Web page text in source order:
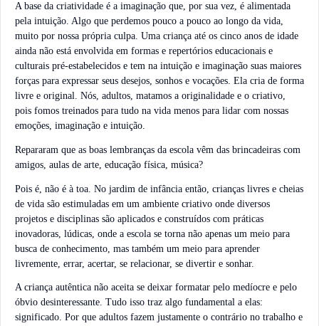
A base da criatividade é a imaginação que, por sua vez, é alimentada
pela intuição. Algo que perdemos pouco a pouco ao longo da vida,
muito por nossa própria culpa. Uma criança até os cinco anos de idade
ainda não está envolvida em formas e repertórios educacionais e
culturais pré-estabelecidos e tem na intuição e imaginação suas maiores
forças para expressar seus desejos, sonhos e vocações. Ela cria de forma
livre e original. Nós, adultos, matamos a originalidade e o criativo,
pois fomos treinados para tudo na vida menos para lidar com nossas
emoções, imaginação e intuição.
Repararam que as boas lembranças da escola vêm das brincadeiras com
amigos, aulas de arte, educação física, música?
Pois é, não é à toa. No jardim de infância então, crianças livres e cheias
de vida são estimuladas em um ambiente criativo onde diversos
projetos e disciplinas são aplicados e construídos com práticas
inovadoras, lúdicas, onde a escola se torna não apenas um meio para
busca de conhecimento, mas também um meio para aprender
livremente, errar, acertar, se relacionar, se divertir e sonhar.
A criança autêntica não aceita se deixar formatar pelo medíocre e pelo
óbvio desinteressante. Tudo isso traz algo fundamental a elas:
significado. Por que adultos fazem justamente o contrário no trabalho e